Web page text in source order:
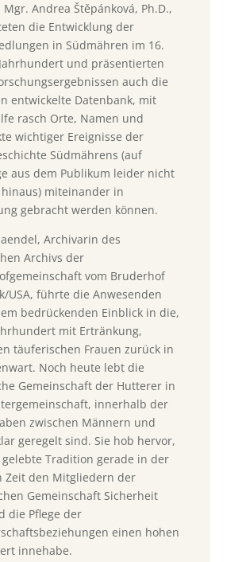
Mgr. Andrea Štěpánková, Ph.D.,
die Entwicklung der
in Südmähren im 16.
und präsentierten
auch die
entwickelte Datenbank, mit
rasch Orte, Namen und
wichtiger Ereignisse der
Südmährens (auf
aus dem Publikum leider nicht
miteinander in
gebracht werden können.
Archivarin des
Archivs der
vom Bruderhof
USA, führte die Anwesenden
bedrückenden Einblick in die,
mit Ertränkung,
täuferischen Frauen zurück in
Noch heute lebt die
Gemeinschaft der Hutterer in
innerhalb der
zwischen Männern und
geregelt sind. Sie hob hervor,
Tradition gerade in der
Zeit den Mitgliedern der
Gemeinschaft Sicherheit
die Pflege der
einen hohen
innehabe.